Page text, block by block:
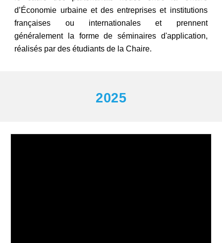
d’Économie urbaine et des entreprises et institutions
françaises ou internationales et prennent
généralement la forme de séminaires d'application,
réalisés par des étudiants de la Chaire.
2025